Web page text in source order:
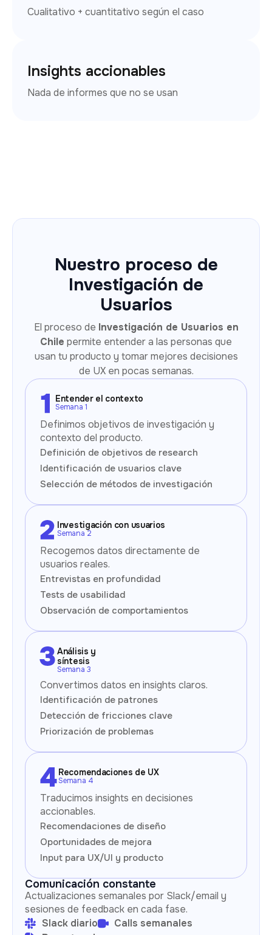
Cualitativo + cuantitativo según el caso
Insights accionables
Nada de informes que no se usan
Nuestro proceso de
Investigación de
Usuarios
El proceso de Investigación de Usuarios en
Chile permite entender a las personas que
usan tu producto y tomar mejores decisiones
de UX en pocas semanas.
Entender el contexto
Semana 1
Definimos objetivos de investigación y
contexto del producto.
Definición de objetivos de research
Identificación de usuarios clave
Selección de métodos de investigación
Investigación con usuarios
Semana 2
Recogemos datos directamente de
usuarios reales.
Entrevistas en profundidad
Tests de usabilidad
Observación de comportamientos
Análisis y
síntesis
Semana 3
Convertimos datos en insights claros.
Identificación de patrones
Detección de fricciones clave
Priorización de problemas
Recomendaciones de UX
Semana 4
Traducimos insights en decisiones
accionables.
Recomendaciones de diseño
Oportunidades de mejora
Input para UX/UI y producto
Comunicación constante
Actualizaciones semanales por Slack/email y
sesiones de feedback en cada fase.
Slack diario
Calls semanales